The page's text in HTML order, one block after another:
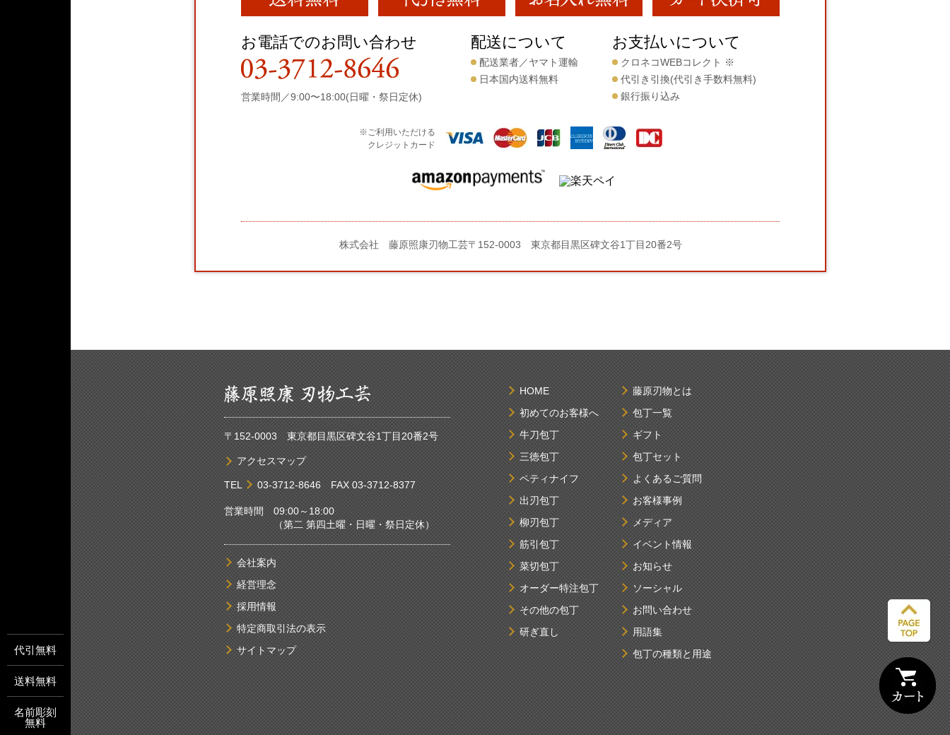
お電話でのお問い合わせ
営業時間／9:00〜18:00(日曜・祭日定休)
配送について
配送業者／ヤマト運輸
日本国内送料無料
お支払いについて
クロネコWEBコレクト ※
代引き引換(代引き手数料無料)
銀行振り込み
※ご利用いただける
クレジットカード
株式会社 藤原照康刃物工芸〒152-0003 東京都目黒区碑文谷1丁目20番2号
〒152-0003 東京都目黒区碑文谷1丁目20番2号
アクセスマップ
TEL 03-3712-8646FAX 03-3712-8377
営業時間 09:00～18:00
（第二 第四土曜・日曜・祭日定休）
会社案内
経営理念
採用情報
特定商取引法の表示
サイトマップ
HOME
初めてのお客様へ
牛刀包丁
三徳包丁
ペティナイフ
出刃包丁
柳刃包丁
筋引包丁
菜切包丁
オーダー特注包丁
その他の包丁
研ぎ直し
藤原刃物とは
包丁一覧
ギフト
包丁セット
よくあるご質問
お客様事例
メディア
イベント情報
お知らせ
ソーシャル
お問い合わせ
用語集
包丁の種類と用途
代引無料
送料無料
名前彫刻
無料